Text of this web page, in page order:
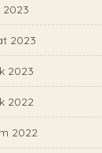
2023
2023
2023
2022
2022